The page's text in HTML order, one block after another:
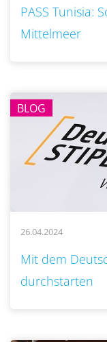
PASS Tunisia:
Mittelmeer
BLOG
26.04.2024
Mit dem
durchstarten